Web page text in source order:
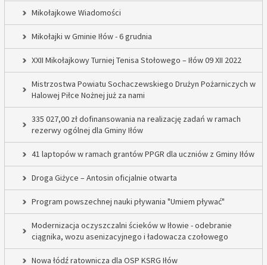
Mikołajkowe Wiadomości
Mikołajki w Gminie Iłów - 6 grudnia
XXII Mikołajkowy Turniej Tenisa Stołowego – Iłów 09 XII 2022
Mistrzostwa Powiatu Sochaczewskiego Drużyn Pożarniczych w
Halowej Piłce Nożnej już za nami
335 027,00 zł dofinansowania na realizację zadań w ramach
rezerwy ogólnej dla Gminy Iłów
41 laptopów w ramach grantów PPGR dla uczniów z Gminy Iłów
Droga Giżyce – Antosin oficjalnie otwarta
Program powszechnej nauki pływania "Umiem pływać"
Modernizacja oczyszczalni ścieków w Iłowie - odebranie
ciągnika, wozu asenizacyjnego i ładowacza czołowego
Nowa łódź ratownicza dla OSP KSRG Iłów